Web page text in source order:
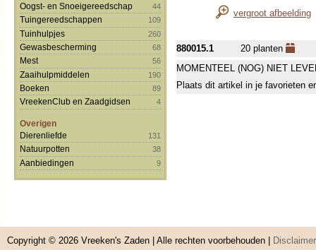
Oogst- en Snoeigereedschap
44
Tuingereedschappen 109
Tuinhulpjes 260
Gewasbescherming 68
Mest 56
Zaaihulpmiddelen 190
Boeken 89
VreekenClub en Zaadgidsen 4
Overigen
Dierenliefde
131
Natuurpotten 38
Aanbiedingen 9
vergroot afbeelding
880015.1
20 planten
MOMENTEEL (NOG) NIET
Plaats dit artikel in je favorieten
Copyright © 2026 Vreeken's Zaden | Alle rechten voorbehouden | Disclaimer